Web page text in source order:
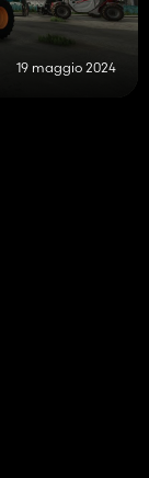
19 maggio 2024